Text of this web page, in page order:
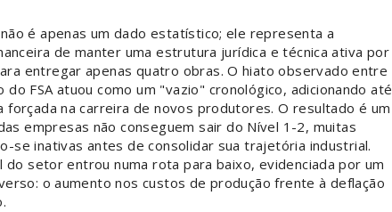
é apenas um dado estatístico; ele representa a
de manter uma estrutura jurídica e técnica ativa por
entregar apenas quatro obras. O hiato observado entre
do FSA atuou como um "vazio" cronológico, adicionando até
forçada na carreira de novos produtores. O resultado é um
empresas não conseguem sair do Nível 1-2, muitas
se inativas antes de consolidar sua trajetória industrial.
do setor entrou numa rota para baixo, evidenciada por um
o aumento nos custos de produção frente à deflação